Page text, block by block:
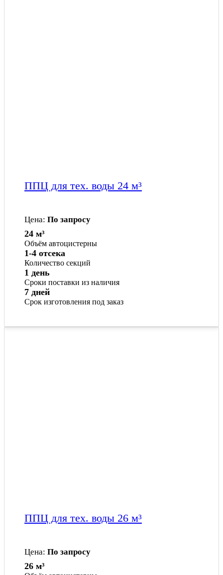
ППЦ для тех. воды 24 м³
Цена: По запросу
Объём автоцистерны
24 м³
Количество секций
1-4 отсека
Сроки поставки из наличия
1 день
Срок изготовления под заказ
7 дней
ППЦ для тех. воды 26 м³
Цена: По запросу
26 м³